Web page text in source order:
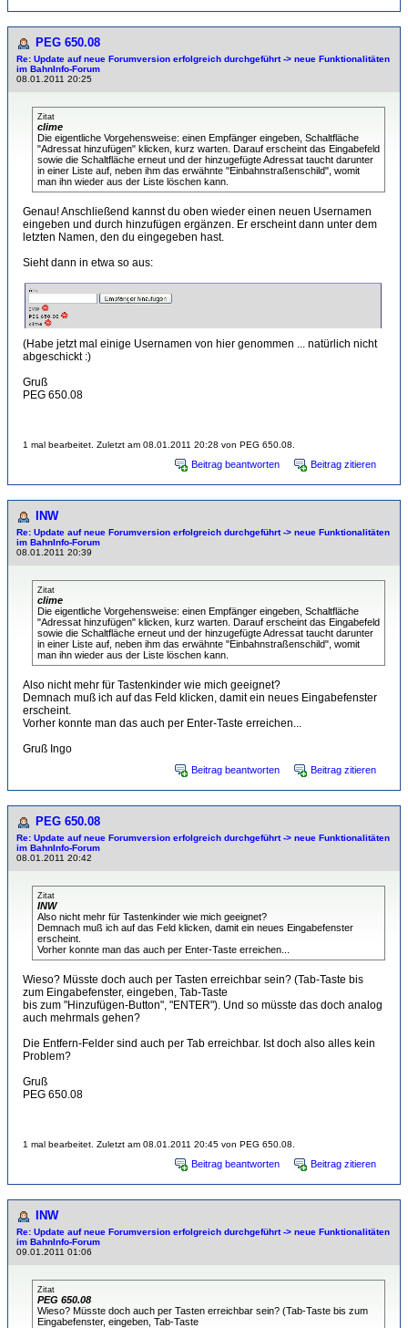
PEG 650.08
Re: Update auf neue Forumversion erfolgreich durchgeführt -> neue Funktionalitäten
im BahnInfo-Forum
08.01.2011 20:25
Zitat
clime
Die eigentliche Vorgehensweise: einen Empfänger eingeben, Schaltfläche
"Adressat hinzufügen" klicken, kurz warten. Darauf erscheint das Eingabefeld
sowie die Schaltfläche erneut und der hinzugefügte Adressat taucht darunter
in einer Liste auf, neben ihm das erwähnte "Einbahnstraßenschild", womit
man ihn wieder aus der Liste löschen kann.
Genau! Anschließend kannst du oben wieder einen neuen Usernamen
eingeben und durch hinzufügen ergänzen. Er erscheint dann unter dem
letzten Namen, den du eingegeben hast.
Sieht dann in etwa so aus:
(Habe jetzt mal einige Usernamen von hier genommen ... natürlich nicht
abgeschickt :)
Gruß
PEG 650.08
1 mal bearbeitet. Zuletzt am 08.01.2011 20:28 von PEG 650.08.
Beitrag beantworten Beitrag zitieren
INW
Re: Update auf neue Forumversion erfolgreich durchgeführt -> neue Funktionalitäten
im BahnInfo-Forum
08.01.2011 20:39
Zitat
clime
Die eigentliche Vorgehensweise: einen Empfänger eingeben, Schaltfläche
"Adressat hinzufügen" klicken, kurz warten. Darauf erscheint das Eingabefeld
sowie die Schaltfläche erneut und der hinzugefügte Adressat taucht darunter
in einer Liste auf, neben ihm das erwähnte "Einbahnstraßenschild", womit
man ihn wieder aus der Liste löschen kann.
Also nicht mehr für Tastenkinder wie mich geeignet?
Demnach muß ich auf das Feld klicken, damit ein neues Eingabefenster
erscheint.
Vorher konnte man das auch per Enter-Taste erreichen...
Gruß Ingo
Beitrag beantworten Beitrag zitieren
PEG 650.08
Re: Update auf neue Forumversion erfolgreich durchgeführt -> neue Funktionalitäten
im BahnInfo-Forum
08.01.2011 20:42
Zitat
INW
Also nicht mehr für Tastenkinder wie mich geeignet?
Demnach muß ich auf das Feld klicken, damit ein neues Eingabefenster
erscheint.
Vorher konnte man das auch per Enter-Taste erreichen...
Wieso? Müsste doch auch per Tasten erreichbar sein? (Tab-Taste bis
zum Eingabefenster, eingeben, Tab-Taste
bis zum "Hinzufügen-Button", "ENTER"). Und so müsste das doch analog
auch mehrmals gehen?
Die Entfern-Felder sind auch per Tab erreichbar. Ist doch also alles kein
Problem?
Gruß
PEG 650.08
1 mal bearbeitet. Zuletzt am 08.01.2011 20:45 von PEG 650.08.
Beitrag beantworten Beitrag zitieren
INW
Re: Update auf neue Forumversion erfolgreich durchgeführt -> neue Funktionalitäten
im BahnInfo-Forum
09.01.2011 01:06
Zitat
PEG 650.08
Wieso? Müsste doch auch per Tasten erreichbar sein? (Tab-Taste bis zum
Eingabefenster, eingeben, Tab-Taste